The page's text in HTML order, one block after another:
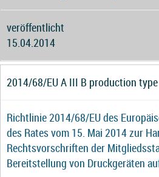
veröffentlicht
15.04.2014
2014/68/EU A III B production type
Richtlinie 2014/68/EU des
des Rates vom 15. Mai 2014 zur
Rechtsvorschriften der
Bereitstellung von Druckgeräten